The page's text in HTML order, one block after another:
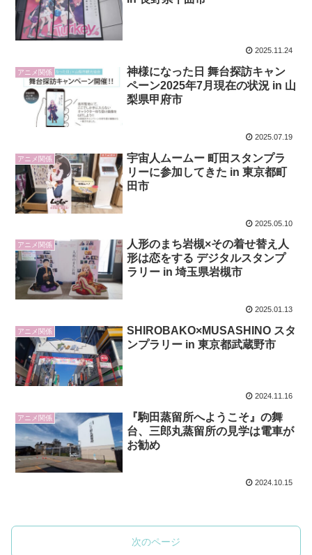
2025.11.24
アニメ関係
神様になった日 舞台探訪キャン
ペーン2025年7月現在の状況 in 山
梨県甲府市
2025.07.19
アニメ関係
宇宙人ムームー 町田スタンプラ
リーに参加してきた in 東京都町
田市
2025.05.10
アニメ関係
人形のまち岩槻×その着せ替え人
形は恋をする デジタルスタンプ
ラリー in 埼玉県岩槻市
2025.01.13
アニメ関係
SHIROBAKO×MUSASHINO スタ
ンプラリー in 東京都武蔵野市
2024.11.16
アニメ関係
『駒田蒸留所へようこそ』の舞
台、三郎丸蒸留所の見学は電車が
お勧め
2024.10.15
次のページ